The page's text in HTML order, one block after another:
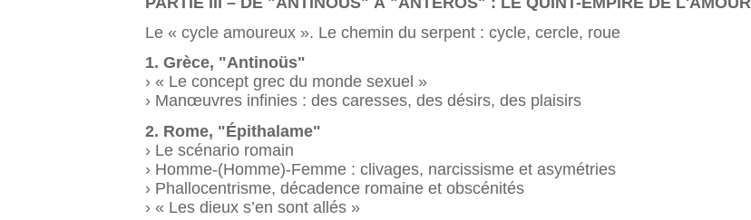
Le « cycle amoureux ». Le chemin du serpent : cycle, cercle, roue
1. Grèce, "Antinoüs"
› « Le concept grec du monde sexuel »
› Manœuvres infinies : des caresses, des désirs, des plaisirs
2. Rome, "Épithalame"
› Le scénario romain
› Homme-(Homme)-Femme : clivages, narcissisme et asymétries
› Phallocentrisme, décadence romaine et obscénités
› « Les dieux s’en sont allés »